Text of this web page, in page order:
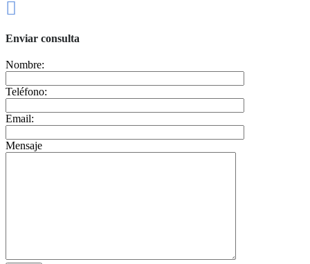
Enviar consulta
Nombre:
Teléfono:
Email:
Mensaje